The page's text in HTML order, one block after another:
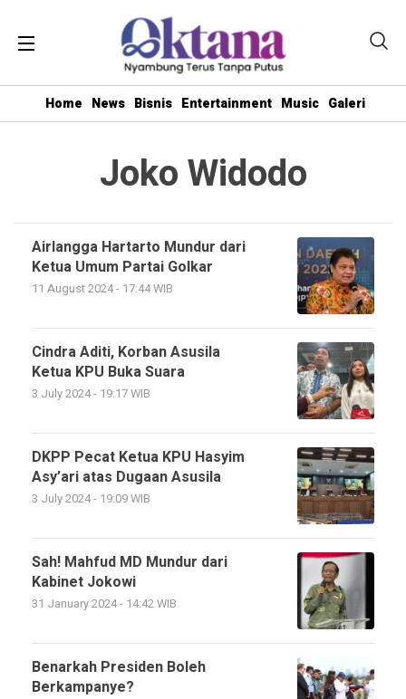
Home News Bisnis Entertainment Music Galeri
Joko Widodo
Airlangga Hartarto Mundur dari
Ketua Umum Partai Golkar
11 August 2024 - 17:44 WIB
Cindra Aditi, Korban Asusila
Ketua KPU Buka Suara
3 July 2024 - 19:17 WIB
DKPP Pecat Ketua KPU Hasyim
Asy’ari atas Dugaan Asusila
3 July 2024 - 19:09 WIB
Sah! Mahfud MD Mundur dari
Kabinet Jokowi
31 January 2024 - 14:42 WIB
Benarkah Presiden Boleh
Berkampanye?